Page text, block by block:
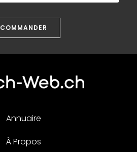
COMMANDER
Annuaire
À Propos